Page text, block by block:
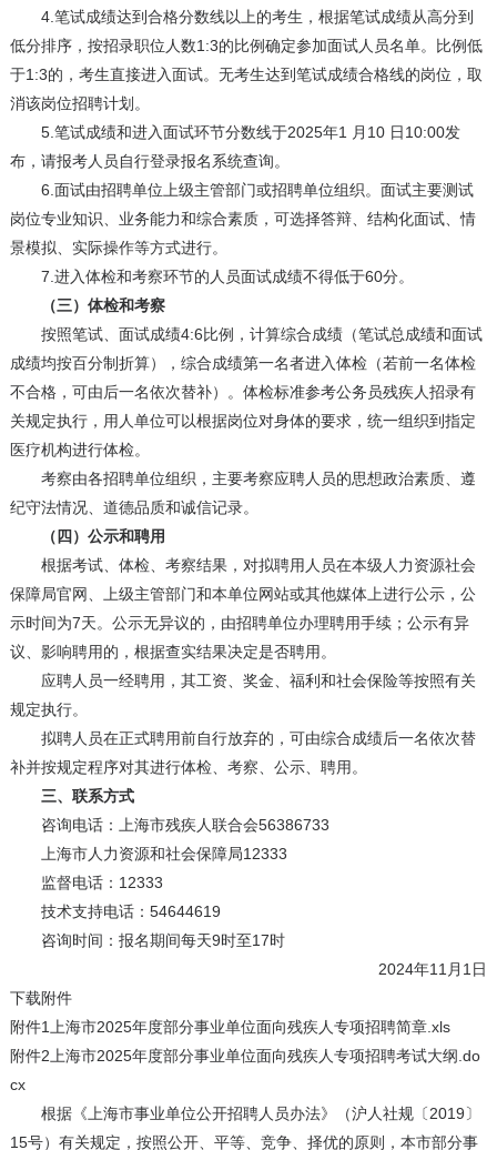
4.笔试成绩达到合格分数线以上的考生，根据笔试成绩从高分到
低分排序，按招录职位人数1:3的比例确定参加面试人员名单。比例低
于1:3的，考生直接进入面试。无考生达到笔试成绩合格线的岗位，取
消该岗位招聘计划。
5.笔试成绩和进入面试环节分数线于2025年1 月10 日10:00发
布，请报考人员自行登录报名系统查询。
6.面试由招聘单位上级主管部门或招聘单位组织。面试主要测试
岗位专业知识、业务能力和综合素质，可选择答辩、结构化面试、情
景模拟、实际操作等方式进行。
7.进入体检和考察环节的人员面试成绩不得低于60分。
（三）体检和考察
按照笔试、面试成绩4:6比例，计算综合成绩（笔试总成绩和面试
成绩均按百分制折算），综合成绩第一名者进入体检（若前一名体检
不合格，可由后一名依次替补）。体检标准参考公务员残疾人招录有
关规定执行，用人单位可以根据岗位对身体的要求，统一组织到指定
医疗机构进行体检。
考察由各招聘单位组织，主要考察应聘人员的思想政治素质、遵
纪守法情况、道德品质和诚信记录。
（四）公示和聘用
根据考试、体检、考察结果，对拟聘用人员在本级人力资源社会
保障局官网、上级主管部门和本单位网站或其他媒体上进行公示，公
示时间为7天。公示无异议的，由招聘单位办理聘用手续；公示有异
议、影响聘用的，根据查实结果决定是否聘用。
应聘人员一经聘用，其工资、奖金、福利和社会保险等按照有关
规定执行。
拟聘人员在正式聘用前自行放弃的，可由综合成绩后一名依次替
补并按规定程序对其进行体检、考察、公示、聘用。
三、联系方式
咨询电话：上海市残疾人联合会56386733
上海市人力资源和社会保障局12333
监督电话：12333
技术支持电话：54644619
咨询时间：报名期间每天9时至17时
2024年11月1日
下载附件
附件1上海市2025年度部分事业单位面向残疾人专项招聘简章.xls
附件2上海市2025年度部分事业单位面向残疾人专项招聘考试大纲.do
cx
根据《上海市事业单位公开招聘人员办法》（沪人社规〔2019〕
15号）有关规定，按照公开、平等、竞争、择优的原则，本市部分事